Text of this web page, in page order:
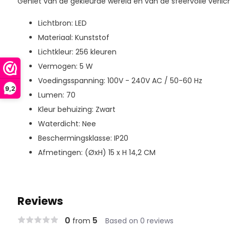
9,2
Lichtbron: LED
Materiaal: Kunststof
Lichtkleur: 256 kleuren
Vermogen: 5 W
Voedingsspanning: 100V - 240V AC / 50-60 Hz
Lumen: 70
Kleur behuizing: Zwart
Waterdicht: Nee
Beschermingsklasse: IP20
Afmetingen: (ØxH) 15 x H 14,2 CM
Reviews
0 from 5 Based on 0 reviews